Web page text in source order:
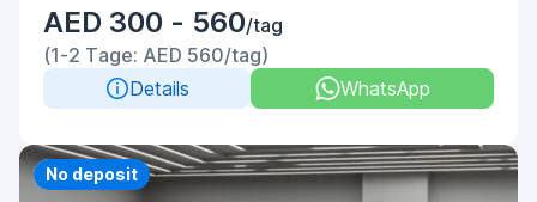
AED 300 - 560/tag
(1-2 Tage: AED 560/tag)
Details
WhatsApp
Priority
No deposit